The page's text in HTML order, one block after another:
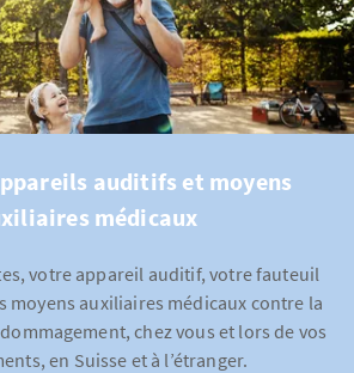
auditifs et moyens
médicaux
votre appareil auditif, votre fauteuil
moyens auxiliaires médicaux contre la
chez vous et lors de vos
en Suisse et à l’étranger.